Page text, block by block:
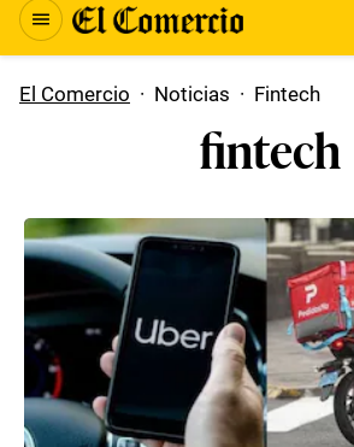
El Comercio · Noticias · Fintech
fintech